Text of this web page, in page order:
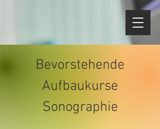
Bevorstehende
Aufbaukurse
Sonographie